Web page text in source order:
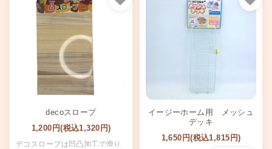
decoスロープ
1,200円(税込1,320円)
デコスロープは凹凸加工で滑り
お気に入り
イージーホーム用 メッシュ
デッキ
1,650円(税込1,815円)
お気